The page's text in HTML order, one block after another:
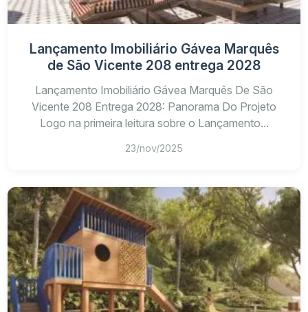
Lançamento Imobiliário Gávea Marquês
de São Vicente 208 entrega 2028
Lançamento Imobiliário Gávea Marquês De São
Vicente 208 Entrega 2028: Panorama Do Projeto
Logo na primeira leitura sobre o Lançamento...
23/nov/2025